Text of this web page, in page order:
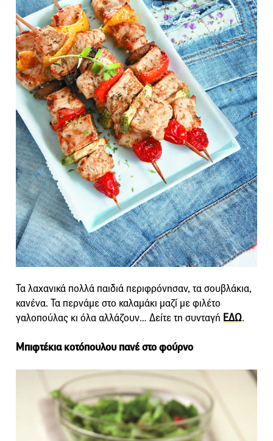
Τα λαχανικά πολλά παιδιά περιφρόνησαν, τα σουβλάκια,
κανένα. Τα περνάμε στο καλαμάκι μαζί με φιλέτο
γαλοπούλας κι όλα αλλάζουν… Δείτε τη συνταγή ΕΔΩ.
Μπιφτέκια κοτόπουλου πανέ στο φούρνο